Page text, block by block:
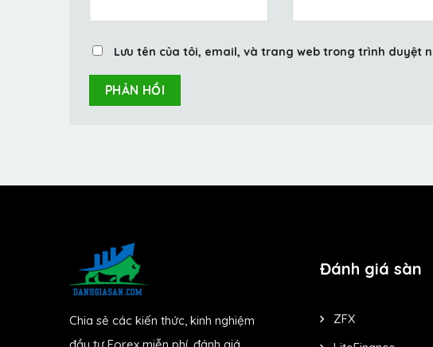
Lưu tên của tôi, email, và trang web trong trình duyệt
Chia sẻ các kiến thức, kinh nghiệm
Đánh giá sàn
ZFX